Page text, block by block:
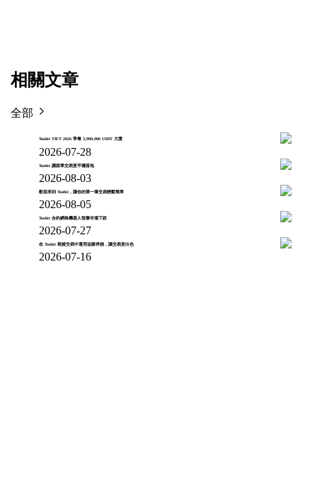
相關文章
全部
Toobit TIFT 2026 爭奪 3,000,000 USDT 大獎
2026-07-28
Toobit 讓跟單交易更平穩落地
2026-08-03
歡迎來到 Toobit，讓你的第一筆交易輕鬆簡單
2026-08-05
Toobit 合約網格機器人智勝市場下跌
2026-07-27
在 Toobit 期貨交易中運用追蹤停損，讓交易更出色
2026-07-16